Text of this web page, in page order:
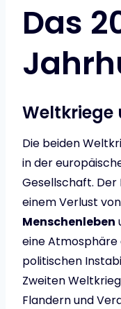
Das
Weltkriege
Die beiden
in der
Gesellschaft.
einem Verlust
Menschenleben
eine Atmosphäre
politischen
Zweiten
Flandern und